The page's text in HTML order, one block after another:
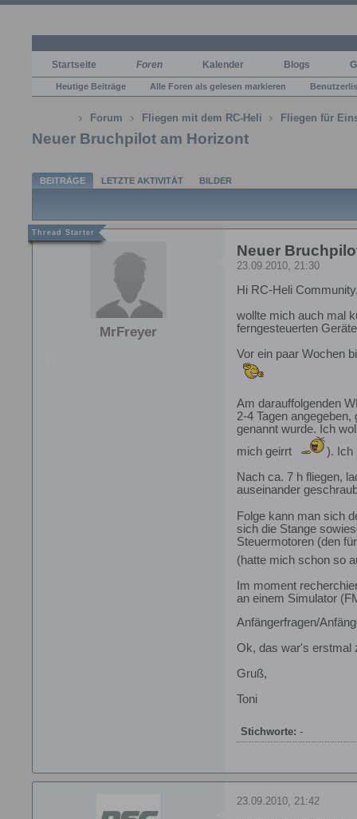
Startseite Foren Kalender Blogs
Heutige Beiträge Alle Foren als gelesen markieren
Forum Fliegen mit dem RC-Heli Fliegen für
Neuer Bruchpilot am Horizont
BEITRÄGE LETZTE AKTIVITÄT BILDER
MrFreyer
Neuer
23.09.2010, 21:30
Hi RC-Heli Community,
wollte mich auch mal
ferngesteuerten
Vor ein paar Wochen
Am darauffolgenden
2-4 Tagen
genannt wurde. Ich
mich geirrt
). Ich
Nach ca. 7 h fliegen,
auseinander
Folge kann man sich
sich die Stange
Steuermotoren (den
(hatte mich schon so
Im moment
an einem Simulator
Anfängerfragen/
Ok, das war's erstmal
Gruß,
Toni
Stichworte: -
23.09.2010, 21:42